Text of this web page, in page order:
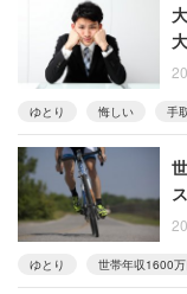
ゆとり 悔しい 手
ゆとり 世帯年収1600万